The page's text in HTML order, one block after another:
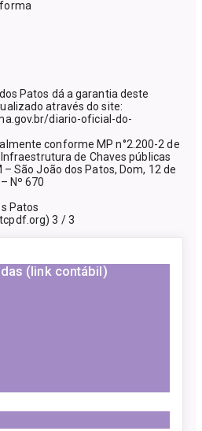
Patos dá a garantia deste
através do site:
diario-oficial-do-
conforme MP n°2.200-2 de
de Chaves públicas
– São João dos Patos, Dom, 12 de
Nº 670
Patos
3 / 3
(link contábil)